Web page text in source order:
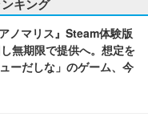
キング
ノマリス』Steam体験版
無期限で提供へ。想定を
ーだしな」のゲーム、今